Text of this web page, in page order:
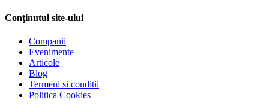
Conţinutul site-ului
Companii
Evenimente
Articole
Blog
Termeni si conditii
Politica Cookies